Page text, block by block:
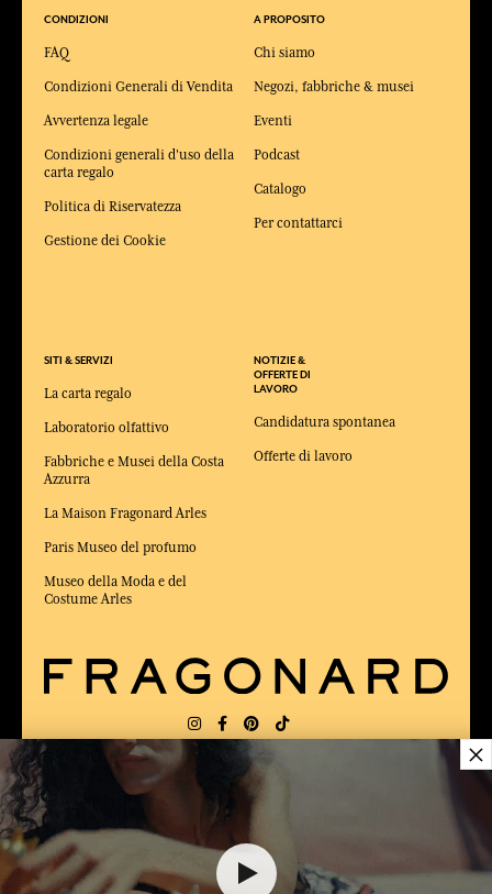
CONDIZIONI
FAQ
Condizioni Generali di Vendita
Avvertenza legale
Condizioni generali d'uso della
carta regalo
Politica di Riservatezza
Gestione dei Cookie
SITI & SERVIZI
La carta regalo
Laboratorio olfattivo
Fabbriche e Musei della Costa
Azzurra
La Maison Fragonard Arles
Paris Museo del profumo
Museo della Moda e del
Costume Arles
A PROPOSITO
Chi siamo
Negozi, fabbriche & musei
Eventi
Podcast
Catalogo
Per contattarci
NOTIZIE &
OFFERTE DI
LAVORO
Candidatura spontanea
Offerte di lavoro
FR
×